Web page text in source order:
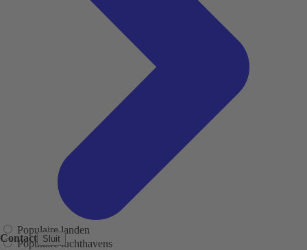
Contact Sluit
Populaire landen
Populaire luchthavens